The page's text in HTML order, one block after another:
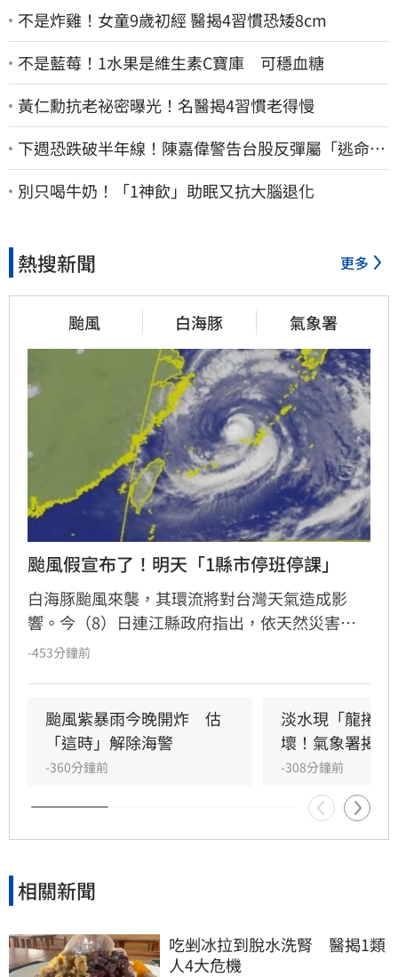
不是炸雞！女童9歲初經 醫揭4習慣恐矮8cm
不是藍莓！1水果是維生素C寶庫 可穩血糖
黃仁勳抗老祕密曝光！名醫揭4習慣老得慢
下週恐跌破半年線！陳嘉偉警告台股反彈屬「逃命
波」：空頭大屠殺剛開始
別只喝牛奶！「1神飲」助眠又抗大腦退化
熱搜新聞 更多
颱風 白海豚 氣象署
颱風假宣布了！明天「1縣市停班停課」
白海豚颱風來襲，其環流將對台灣天氣造成影
響。今（8）日連江縣政府指出，依天然災害停
止上班及上課作業辦法規定，得發布停止上班及
地區9日雨量雖未及標準，但風速預測平均風力5-
6級轉6-7級、陣風可達8-9級轉9-10級，已達停班
課標準，因此明（9）日停止上班上課。
-453分鐘前
颱風紫暴雨今晚開炸　估
「這時」解除海警
-360分鐘前
淡水現「龍捲
壞！氣象署揭真
-308分鐘前
相關新聞
吃剉冰拉到脫水洗腎　醫揭1類
人4大危機